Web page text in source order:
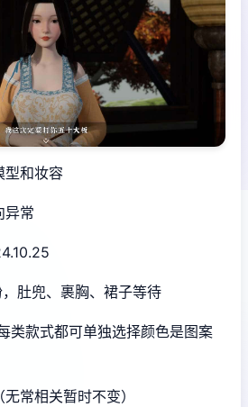
型和妆容
异常
肚兜、裹胸、裙子等待
类款式都可单独选择颜色是图案
常相关暂时不变）